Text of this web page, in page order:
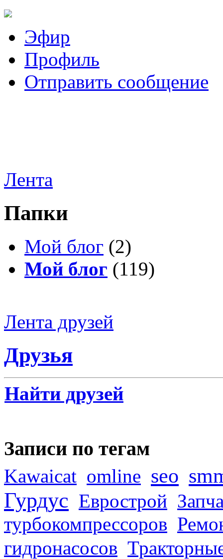
Эфир
Профиль
Отправить сообщение
Лента
Папки
Мой блог (2)
Мой блог (119)
Лента друзей
Друзья
Найти друзей
Записи по тегам
Kawaicat omline seo
Гурдус Еврострой
турбокомпрессоров
гидронасосов